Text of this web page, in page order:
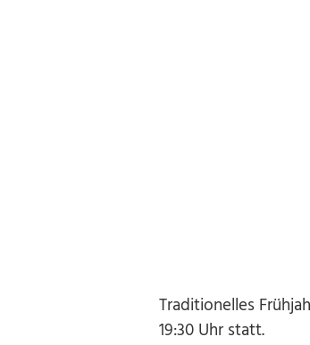
Traditionelles
19:30 Uhr statt.